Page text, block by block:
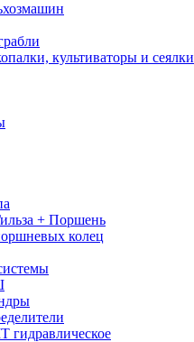
культиваторы и сеялки
+ Поршень
колец
гидравлическое